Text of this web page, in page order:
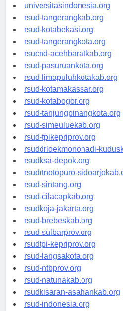
universitasindonesia.org
rsud-tangerangkab.org
rsud-kotabekasi.org
rsud-tangerangkota.org
rsucnd-acehbaratkab.org
rsud-pasuruankota.org
rsud-limapuluhkotakab.org
rsud-kotamakassar.org
rsud-kotabogor.org
rsud-tanjungpinangkota.org
rsud-simeuluekab.org
rsud-tpikepriprov.org
rsuddrloekmonohadi-
rsudksa-depok.org
rsudrtnotopuro-
rsud-sintang.org
rsud-cilacapkab.org
rsudkoja-jakarta.org
rsud-brebeskab.org
rsud-sulbarprov.org
rsudtpi-kepriprov.org
rsud-langsakota.org
rsud-ntbprov.org
rsud-natunakab.org
rsudkisaran-asahankab.org
rsud-indonesia.org